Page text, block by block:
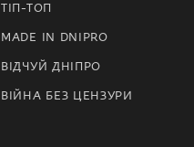
ТІП-ТОП
MADE IN DNIPRO
ВІДЧУЙ ДНІПРО
ВІЙНА БЕЗ ЦЕНЗУРИ